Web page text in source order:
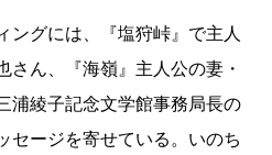
ングには、『塩狩峠』で主人
さん、『海嶺』主人公の妻・
浦綾子記念文学館事務局長の
セージを寄せている。いのち